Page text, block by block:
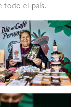
todo el país.